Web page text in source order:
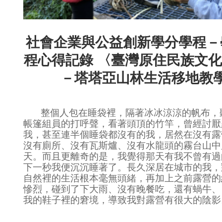
社會企業與公益創新學分學程
程心得記錄 〈臺灣原住民族文
－塔塔亞山林生活移地教
整個人包在睡袋裡，隔著冰冰涼涼的帆布，
帳篷組員的打呼聲，看著頭頂的竹竿，曾經討
我，甚至連半個睡袋都沒有的我，居然在沒有
沒有廁所、沒有瓦斯爐、沒有水龍頭的霧台山
天。而且更離奇的是，我覺得那天有我不曾有
下一秒我便沉沉睡著了。長久深居在城市的我
自然裡的生活根本毫無頭緒，再加上之前露營
慘烈，碰到了下大雨、沒有晚餐吃，還有蝸牛
我的鞋子裡的窘境，導致我對露營有很大的陰